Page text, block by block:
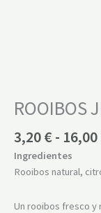
ROOIBOS
3,20€- 16,00
Ingredientes
Rooibos natural,
Un rooibos fresco